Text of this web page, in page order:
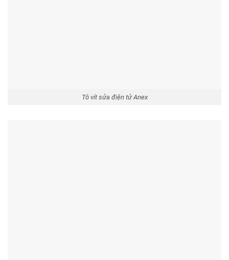
Tô vít sửa điện tử Anex